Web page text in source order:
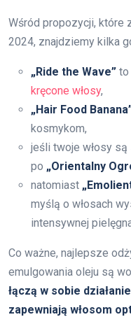
Wśród propozycji, które
2024, znajdziemy kilka
„Ride the Wave” to
kręcone włosy,
„Hair Food
kosmykom,
jeśli twoje włosy
po „Orientalny
natomiast
myślą o włosach
intensywnej
Co ważne, najlepsze
emulgowania oleju są
łączą w sobie
zapewniają włosom